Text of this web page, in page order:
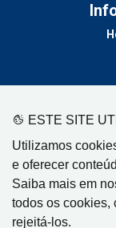
ESTE SITE
Utilizamos
e oferecer
Saiba mais em
todos os cookies,
rejeitá-los.
Limeira -